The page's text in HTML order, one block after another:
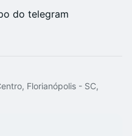
do telegram
Florianópolis - SC,